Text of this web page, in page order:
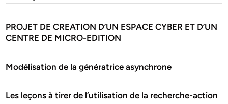
PROJET DE CREATION D’UN ESPACE CYBER ET D’UN
CENTRE DE MICRO-EDITION
Modélisation de la génératrice asynchrone
Les leçons à tirer de l’utilisation de la recherche-action